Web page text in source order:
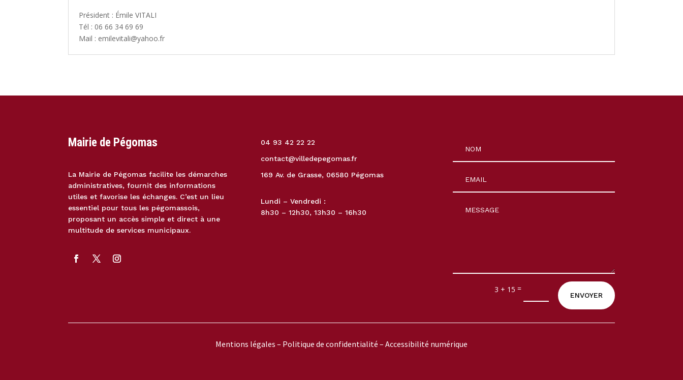
Président : Émile VITALI
Tél : 06 66 34 69 69
Mail : emilevitali@yahoo.fr
Mairie de Pégomas
La Mairie de Pégomas facilite les démarches
administratives, fournit des informations
utiles et favorise les échanges. C’est un lieu
essentiel pour tous les pégomassois,
proposant un accès simple et direct à une
multitude de services municipaux.
04 93 42 22 22
contact@villedepegomas.fr
169 Av. de Grasse, 06580 Pégomas
Lundi – Vendredi :
8h30 – 12h30, 13h30 – 16h30
3 + 15 =
ENVOYER
Mentions légales – Politique de confidentialité – Accessibilité numérique